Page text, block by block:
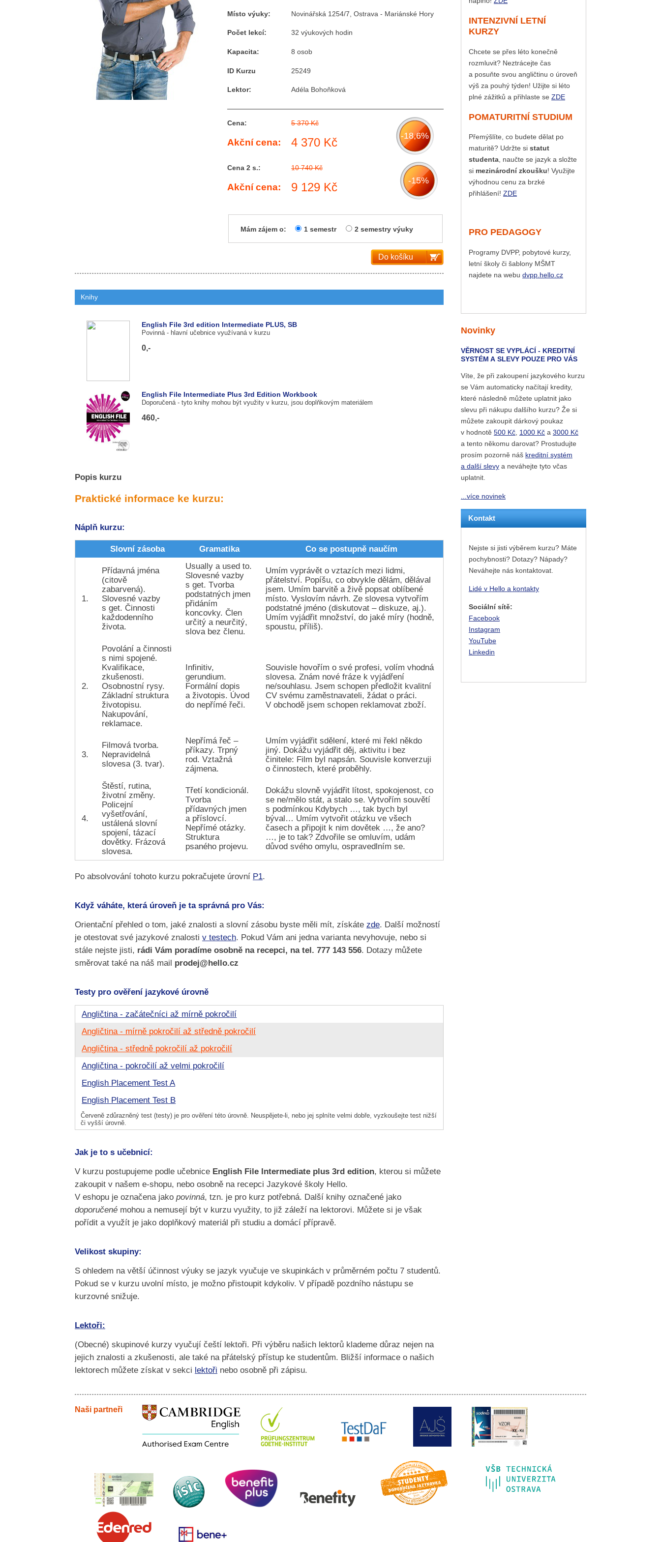
Místo výuky: Novinářská 1254/7, Ostrava - Mariánské Hory
Počet lekcí: 32 výukových hodin
Kapacita: 8 osob
ID Kurzu 25249
Lektor: Adéla Bohoňková
-18,6%
Cena: 5 370 Kč
Akční cena: 4 370 Kč
-15%
Cena 2 s.: 10 740 Kč
Akční cena: 9 129 Kč
Mám zájem o: 1 semestr 2 semestry výuky
Do košíku
Knihy
English File 3rd edition Intermediate PLUS, SB
Povinná - hlavní učebnice využívaná v kurzu
0,-
English File Intermediate Plus 3rd Edition Workbook
Doporučená - tyto knihy mohou být využity v kurzu, jsou doplňkovým materiálem
460,-
Popis kurzu
Praktické informace ke kurzu:
Náplň kurzu:
Slovní zásoba Gramatika Co se postupně naučím
1.
Přídavná jména
(citově
zabarvená).
Slovesné vazby
s get. Činnosti
každodenního
života.
Usually a used to.
Slovesné vazby
s get. Tvorba
podstatných jmen
přidáním
koncovky. Člen
určitý a neurčitý,
slova bez členu.
Umím vyprávět o vztazích mezi lidmi,
přátelství. Popíšu, co obvykle dělám, dělával
jsem. Umím barvitě a živě popsat oblíbené
místo. Vyslovím návrh. Ze slovesa vytvořím
podstatné jméno (diskutovat – diskuze, aj.).
Umím vyjádřit množství, do jaké míry (hodně,
spoustu, příliš).
2.
Povolání a činnosti
s nimi spojené.
Kvalifikace,
zkušenosti.
Osobnostní rysy.
Základní struktura
životopisu.
Nakupování,
reklamace.
Infinitiv,
gerundium.
Formální dopis
a životopis. Úvod
do nepřímé řeči.
Souvisle hovořím o své profesi, volím vhodná
slovesa. Znám nové fráze k vyjádření
ne/souhlasu. Jsem schopen předložit kvalitní
CV svému zaměstnavateli, žádat o práci.
V obchodě jsem schopen reklamovat zboží.
3.
Filmová tvorba.
Nepravidelná
slovesa (3. tvar).
Nepřímá řeč –
příkazy. Trpný
rod. Vztažná
zájmena.
Umím vyjádřit sdělení, které mi řekl někdo
jiný. Dokážu vyjádřit děj, aktivitu i bez
činitele: Film byl napsán. Souvisle konverzuji
o činnostech, které proběhly.
4.
Štěstí, rutina,
životní změny.
Policejní
vyšetřování,
ustálená slovní
spojení, tázací
dovětky. Frázová
slovesa.
Třetí kondicionál.
Tvorba
přídavných jmen
a příslovcí.
Nepřímé otázky.
Struktura
psaného projevu.
Dokážu slovně vyjádřit lítost, spokojenost, co
se ne/mělo stát, a stalo se. Vytvořím souvětí
s podmínkou Kdybych …, tak bych byl
býval… Umím vytvořit otázku ve všech
časech a připojit k nim dovětek …, že ano?
…, je to tak? Zdvořile se omluvím, udám
důvod svého omylu, ospravedlním se.
Po absolvování tohoto kurzu pokračujete úrovní P1.
Když váháte, která úroveň je ta správná pro Vás:
Orientační přehled o tom, jaké znalosti a slovní zásobu byste měli mít, získáte zde. Další možností
je otestovat své jazykové znalosti v testech. Pokud Vám ani jedna varianta nevyhovuje, nebo si
stále nejste jisti, rádi Vám poradíme osobně na recepci, na tel. 777 143 556. Dotazy můžete
směrovat také na náš mail prodej@hello.cz
Testy pro ověření jazykové úrovně
Angličtina - začátečníci až mírně pokročilí
Angličtina - mírně pokročilí až středně pokročilí
Angličtina - středně pokročilí až pokročilí
Angličtina - pokročilí až velmi pokročilí
English Placement Test A
English Placement Test B
Červeně zdůrazněný test (testy) je pro ověření této úrovně. Neuspějete-li, nebo jej splníte velmi dobře, vyzkoušejte test nižší
či vyšší úrovně.
Jak je to s učebnicí:
V kurzu postupujeme podle učebnice English File Intermediate plus 3rd edition, kterou si můžete
zakoupit v našem e-shopu, nebo osobně na recepci Jazykové školy Hello.
V eshopu je označena jako povinná, tzn. je pro kurz potřebná. Další knihy označené jako
doporučené mohou a nemusejí být v kurzu využity, to již záleží na lektorovi. Můžete si je však
pořídit a využít je jako doplňkový materiál při studiu a domácí přípravě.
Velikost skupiny:
S ohledem na větší účinnost výuky se jazyk vyučuje ve skupinkách v průměrném počtu 7 studentů.
Pokud se v kurzu uvolní místo, je možno přistoupit kdykoliv. V případě pozdního nástupu se
kurzovné snižuje.
Lektoři:
(Obecné) skupinové kurzy vyučují čeští lektoři. Při výběru našich lektorů klademe důraz nejen na
jejich znalosti a zkušenosti, ale také na přátelský přístup ke studentům. Bližší informace o našich
lektorech můžete získat v sekci lektoři nebo osobně při zápisu.
INTENZIVNÍ LETNÍ
KURZY
Chcete se přes léto konečně
rozmluvit? Neztrácejte čas
a posuňte svou angličtinu o úroveň
výš za pouhý týden! Užijte si léto
plné zážitků a přihlaste se ZDE
POMATURITNÍ STUDIUM
Přemýšlíte, co budete dělat po
maturitě? Udržte si statut
studenta, naučte se jazyk a složte
si mezinárodní zkoušku! Využijte
výhodnou cenu za brzké
přihlášení! ZDE
PRO PEDAGOGY
Programy DVPP, pobytové kurzy,
letní školy či šablony MŠMT
najdete na webu dvpp.hello.cz
Novinky
VĚRNOST SE VYPLÁCÍ - KREDITNÍ
SYSTÉM A SLEVY POUZE PRO VÁS
Víte, že při zakoupení jazykového kurzu
se Vám automaticky načítají kredity,
které následně můžete uplatnit jako
slevu při nákupu dalšího kurzu? Že si
můžete zakoupit dárkový poukaz
v hodnotě 500 Kč, 1000 Kč a 3000 Kč
a tento někomu darovat? Prostudujte
prosím pozorně náš kreditní systém
a další slevy a neváhejte tyto včas
uplatnit.
...více novinek
Kontakt
Nejste si jisti výběrem kurzu? Máte
pochybnosti? Dotazy? Nápady?
Neváhejte nás kontaktovat.
Lidé v Hello a kontakty
Sociální sítě:
Facebook
Instagram
YouTube
Linkedin
Naši partneři